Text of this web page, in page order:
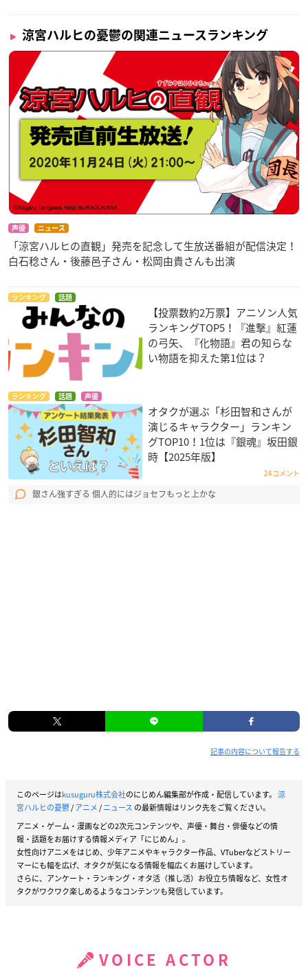
涼宮ハルヒの憂鬱の関連ニュースランキング
声優 ニュース
「涼宮ハルヒの直観」発売を記念して生放送番組が配信決定！
白石稔さん・後藤邑子さん・松岡由貴さんも出演
ランキング 話題
【投票数約2万票】アニソン人気
ランキングTOP5！『進撃』紅蓮
の弓矢、『化物語』君の知らな
い物語を抑えた第1位は？
ランキング 話題 声優
オタクが選ぶ「杉田智和さんが
演じるキャラクター」ランキン
グTOP10！1位は『銀魂』坂田銀
時【2025年版】
24コメント
銀さん強すぎる 個人的にはジョセフもっと上かな
記事の内容について報告する
このページはkusuguru株式会社のにじめん編集部が作成・配信しています。 涼
宮ハルヒの憂鬱/アニメ/ニュース の最新情報はリンク先をご覧ください。
アニメ・ゲーム・漫画などの2次元コンテンツや、声優・舞台・俳優などの情
報・話題をお届けする情報メディア「にじめん」。
女性向けアニメをはじめ、少年アニメやキャラクター作品、VTuberなどストリー
マーにも幅を広げ、オタクが気になる情報を幅広くお届けしています。
さらに、アンケート・ランキング・オタ活（推し活）お役立ち情報など、女性オ
タクがワクワク楽しめるようなコンテンツも発信しています。
VOICE ACTOR